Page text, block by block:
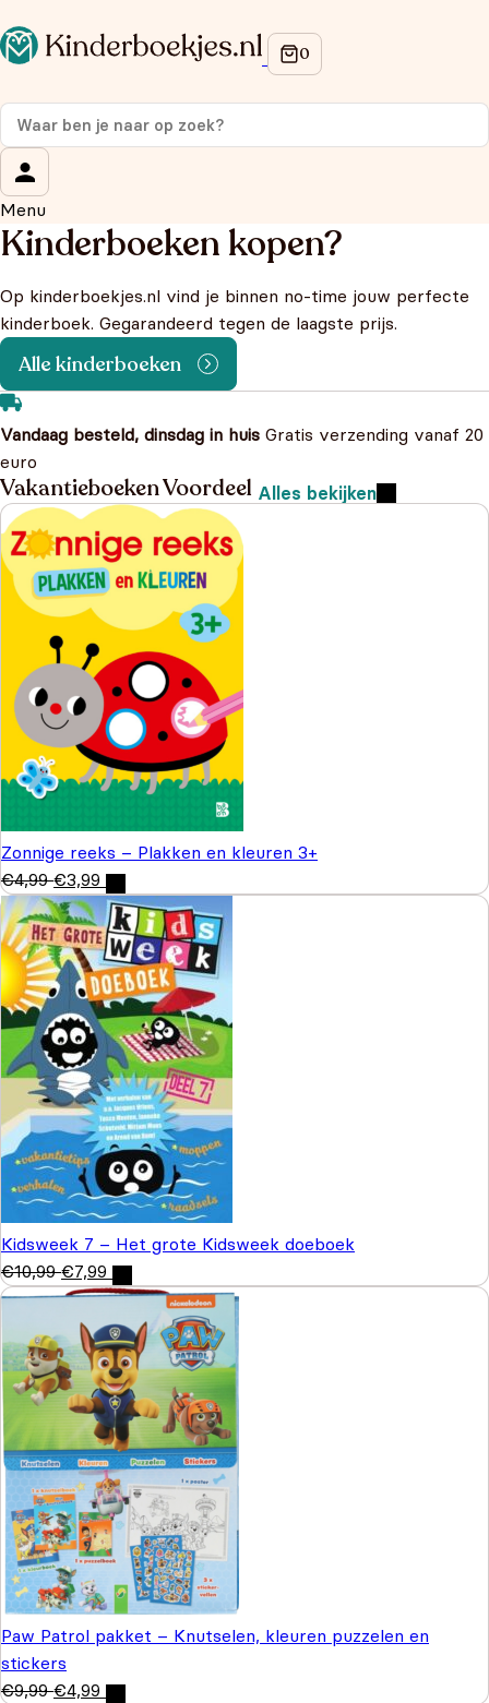
Menu
Kinderboeken kopen?
Op kinderboekjes.nl vind je binnen no-time jouw perfecte
kinderboek. Gegarandeerd tegen de laagste prijs.
Alle kinderboeken
Vandaag besteld, dinsdag in huis Gratis verzending vanaf 20
euro
Vakantieboeken Voordeel Alles bekijken
Zonnige reeks – Plakken en kleuren 3+
€4,99 €3,99
Kidsweek 7 – Het grote Kidsweek doeboek
€10,99 €7,99
Paw Patrol pakket – Knutselen, kleuren puzzelen en
stickers
€9,99 €4,99